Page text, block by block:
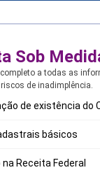
Sob
a todas as
riscos de inadimplência.
de existência do
básicos
Receita Federal